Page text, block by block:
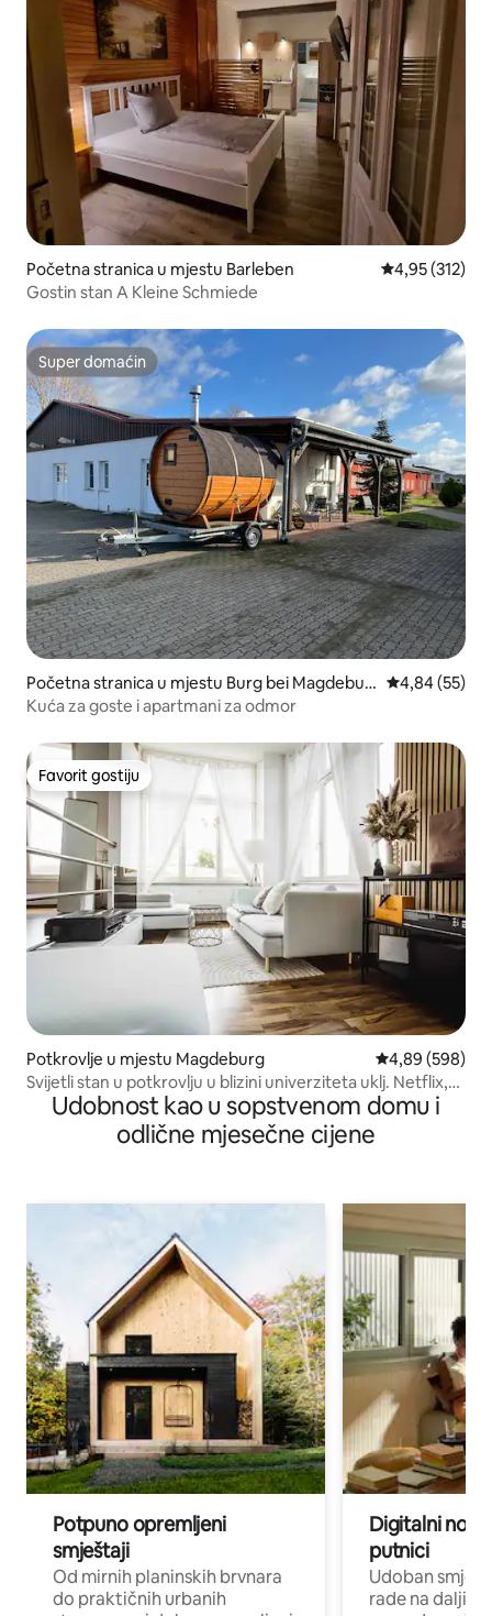
Početna stranica u mjestu Barleben prosječna
4,95 (312)
Gostin stan A Kleine Schmiede
Super domaćin
Super domaćin
Početna stranica u mjestu Burg bei Magdebur
g
prosječna
4,84 (55)
Kuća za goste i apartmani za odmor
Favorit gostiju
Favorit gostiju
Potkrovlje u mjestu Magdeburg prosječna
4,89 (598)
Svijetli stan u potkrovlju u blizini univerziteta uklj. Netflix,
RTL+Udobnost kao u sopstvenom domu i
odlične mjesečne cijene
Potpuno opremljeni
smještaji
Od mirnih planinskih brvnara
do praktičnih urbanih
Digitalni
putnici
Udoban
rade na